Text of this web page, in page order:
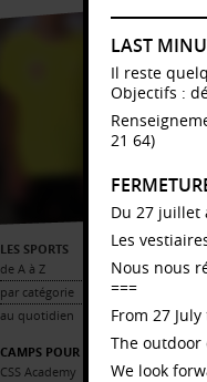
LES SPORTS
de A à Z
par catégorie
au quotidien
CAMPS POUR ENFANTS
CSS Academy
LAST
Il reste
Objectifs :
21 64)
Du 27 juillet
Les
Nous nous
===
From 27
The outdoor
We look